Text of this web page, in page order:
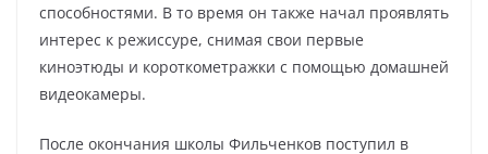
способностями. В то время он также начал проявлять
интерес к режиссуре, снимая свои первые
киноэтюды и короткометражки с помощью домашней
видеокамеры.
После окончания школы Фильченков поступил в